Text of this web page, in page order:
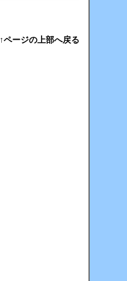
↑ページの上部へ戻る